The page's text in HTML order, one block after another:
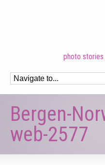
photo stories
Bergen-
web-2577